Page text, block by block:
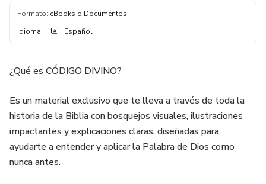
Formato: eBooks o Documentos
Idioma: Español
¿Qué es CÓDIGO DIVINO?
Es un material exclusivo que te lleva a través de toda la
historia de la Biblia con bosquejos visuales, ilustraciones
impactantes y explicaciones claras, diseñadas para
ayudarte a entender y aplicar la Palabra de Dios como
nunca antes.